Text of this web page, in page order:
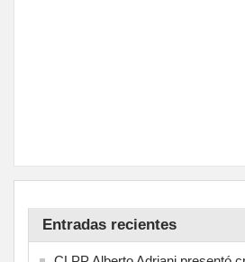
Entradas recientes